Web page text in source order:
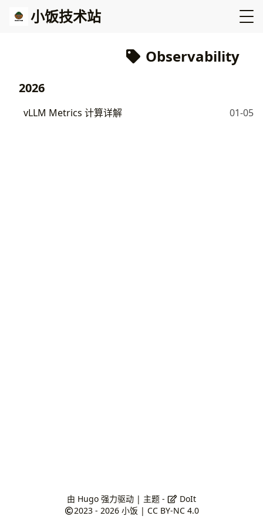
小饭技术站
Observability
2026
vLLM Metrics 计算详解 01-05
由 Hugo强力驱动 | 主题 -
DoIt
2023 - 2026 小饭 |CC BY-NC 4.0